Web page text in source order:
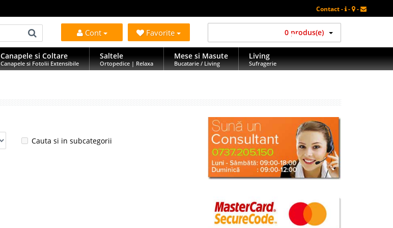
Contact - - -
Cont Favorite 0 produs(e)
Canapele si Coltare
Canapele si Fotolii Extensibile
Saltele
Ortopedice | Relaxa
Mese si Masute
Bucatarie / Living
Living
Sufragerie
Cauta si in subcategorii